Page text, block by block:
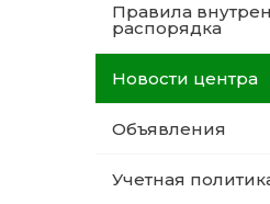
Правила
распорядка
Новости центра
Объявления
Учетная